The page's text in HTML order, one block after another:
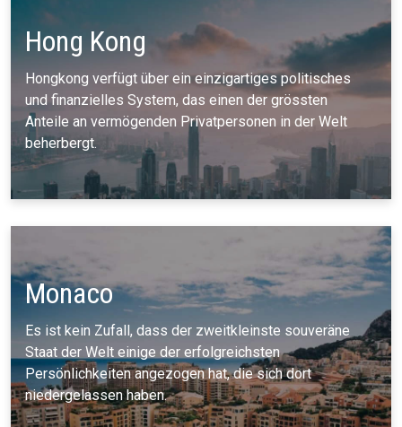
Hong Kong
Hongkong verfügt über ein einzigartiges politisches
und finanzielles System, das einen der grössten
Anteile an vermögenden Privatpersonen in der Welt
beherbergt.
Monaco
Es ist kein Zufall, dass der zweitkleinste souveräne
Staat der Welt einige der erfolgreichsten
Persönlichkeiten angezogen hat, die sich dort
niedergelassen haben.